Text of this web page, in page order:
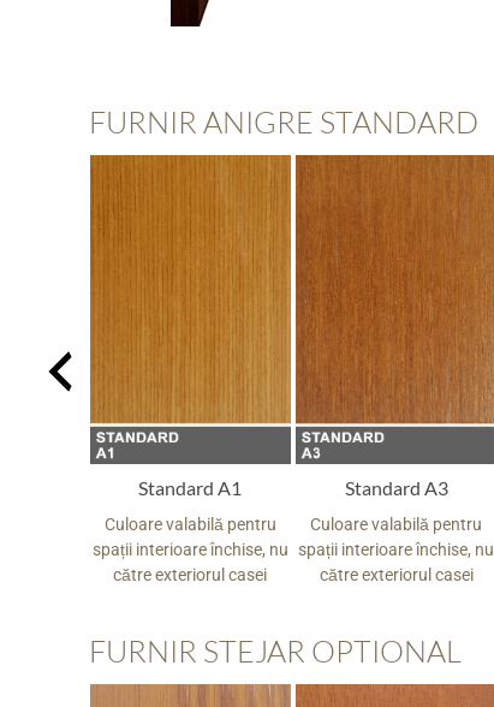
FURNIR ANIGRE STANDARD
Standard A1
Culoare valabilă pentru
spații interioare închise, nu
către exteriorul casei
Standard A3
Culoare valabilă pentru
spații interioare închise, nu
către exteriorul casei
FURNIR STEJAR OPTIONAL